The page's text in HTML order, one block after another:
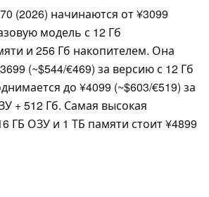
(2026) начинаются от ¥3099
модель с 12 Гб
и 256 Гб накопителем. Она
(~$544/€469) за версию с 12 Гб
до ¥4099 (~$603/€519) за
+ 512 Гб. Самая высокая
ГБ ОЗУ и 1 ТБ памяти стоит ¥4899